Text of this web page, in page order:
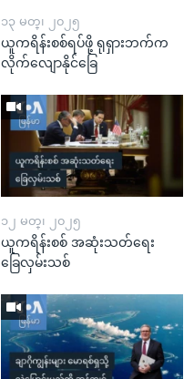
၁၃ မတ္၊ ၂၀၂၅
ယူကရိန်းစစ်ရပ်ဖို့ ရုရှားဘက်က
လိုက်လျောနိုင်ခြေ
၁၂ မတ္၊ ၂၀၂၅
ယူကရိန်းစစ် အဆုံးသတ်ရေး
ခြေလှမ်းသစ်